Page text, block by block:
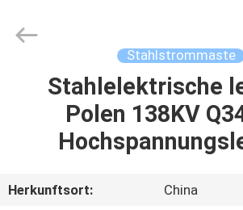
HAUS
PRODUKTE
VIDEOS
co.,ltd.
Stahlstrommaste
Stahlelektrische
Polen 138KV
Herkunftsort:
China